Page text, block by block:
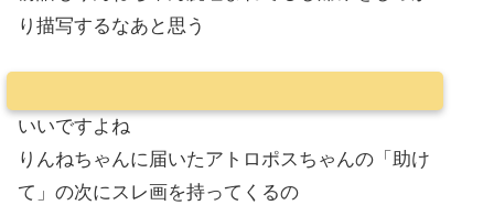
り描写するなあと思う
いいですよね
りんねちゃんに届いたアトロポスちゃんの「助け
て」の次にスレ画を持ってくるの